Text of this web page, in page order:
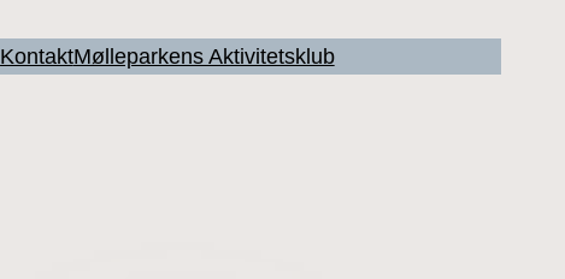
KontaktMølleparkens Aktivitetsklub